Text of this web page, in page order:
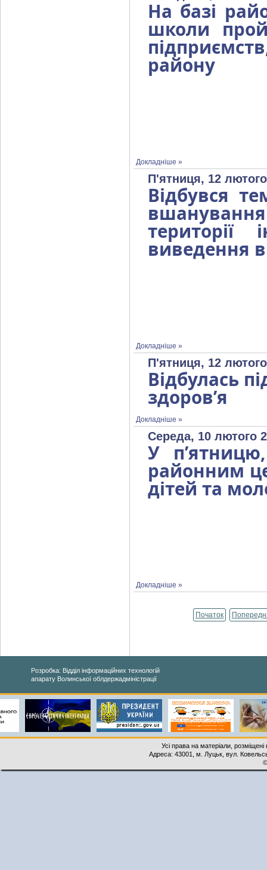
На базі
школи
району
Докладніше »
П'ятниця, 12
Відбувся
виведення
Докладніше »
П'ятниця, 12
Відбулась
здоров’я
Докладніше »
Середа, 10 лютого
У
районним
дітей та
Докладніше »
Початок
Розробка: Відділ інформаційних технологій
апарату Волинської облдержадміністрації
Усі права на матеріали,
Адреса: 43001, м. Луцьк, вул.